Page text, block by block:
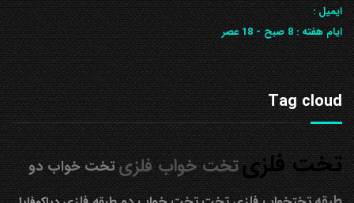
ایمیل :
ایام هفته :8 صبح - 18 عصر
Tag cloud
تخت فلزیتخت خواب فلزیتخت خواب دو